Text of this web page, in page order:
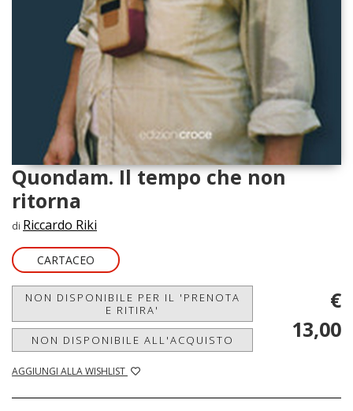
Quondam. Il tempo che non
ritorna
di Riccardo Riki
CARTACEO
NON DISPONIBILE PER IL 'PRENOTA
E RITIRA'
NON DISPONIBILE ALL'ACQUISTO
AGGIUNGI ALLA WISHLIST
€
13,00